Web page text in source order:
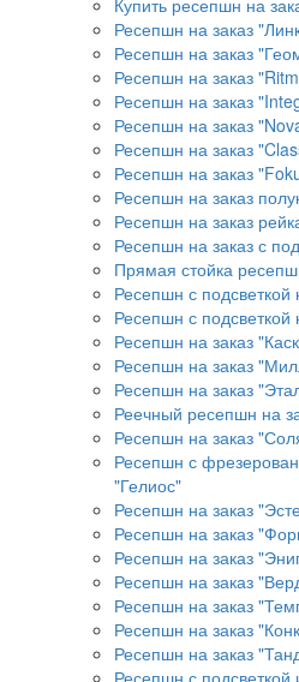
Купить ресепшн на
Ресепшн на заказ
Ресепшн на заказ
Ресепшн на заказ
Ресепшн на заказ
Ресепшн на заказ
Ресепшн на заказ
Ресепшн на заказ
Ресепшн на заказ
Ресепшн на заказ
Ресепшн на заказ с
Прямая стойка
Ресепшн с подсветкой
Ресепшн с подсветкой
Ресепшн на заказ
Ресепшн на заказ
Ресепшн на заказ
Реечный ресепшн на
Ресепшн на заказ
Ресепшн с
"Гелиос"
Ресепшн на заказ
Ресепшн на заказ
Ресепшн на заказ
Ресепшн на заказ
Ресепшн на заказ
Ресепшн на заказ
Ресепшн на заказ
Ресепшн с подсветкой